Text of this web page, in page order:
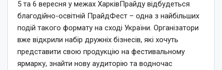
5 та 6 вересня у межах ХарківПрайду відбудеться
благодійно-освітній ПрайдФест – одна з найбільших
подій такого формату на сході України. Організатори
вже відкрили набір дружніх бізнесів, які хочуть
представити свою продукцію на фестивальному
ярмарку, знайти нову аудиторію та водночас